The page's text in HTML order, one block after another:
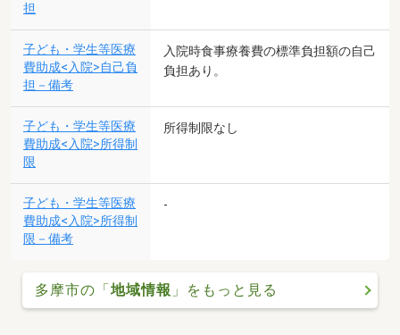
担
子ども・学生等医療
費助成<入院>自己負
担－備考
入院時食事療養費の標準負担額の自己
負担あり。
子ども・学生等医療
費助成<入院>所得制
限
所得制限なし
子ども・学生等医療
費助成<入院>所得制
限－備考
-
多摩市の「地域情報 」をもっと見る